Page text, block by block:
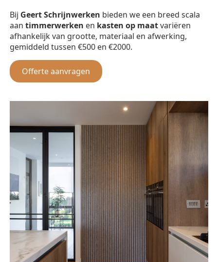
Bij Geert Schrijnwerken bieden we een breed scala
aan timmerwerken en kasten op maatvariëren
afhankelijk van grootte, materiaal en afwerking,
gemiddeld tussen €500 en €2000.
Offerte aanvragen